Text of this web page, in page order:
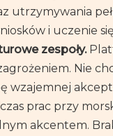
utrzymywania
i uczenie
zespoły.
Nie
wzajemnej
prac przy
akcentem.